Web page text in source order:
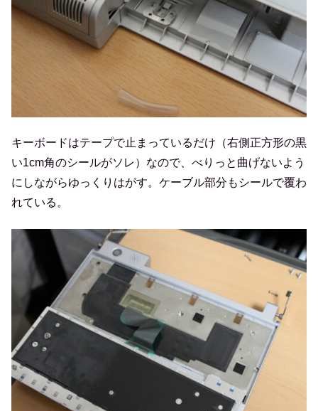
キーボードはテープで止まっているだけ（右側正方形の黒
い1cm角のシールがソレ）なので、べりっと曲げないよう
にしながらゆっくりはがす。ケーブル部分もシールで覆わ
れている。